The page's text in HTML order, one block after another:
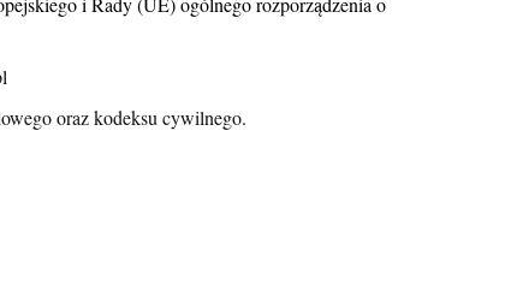
oraz kodeksu cywilnego.